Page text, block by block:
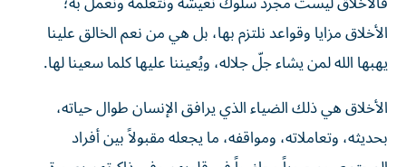
الأخلاق مزايا وقواعد نلتزم بها، بل هي من نعم الخالق علينا
يهبها الله لمن يشاء جلّ جلاله، ويُعيننا عليها كلما سعينا لها.
الأخلاق هي ذلك الضياء الذي يرافق الإنسان طوال حياته،
بحديثه، وتعاملاته، ومواقفه، ما يجعله مقبولاً بين أفراد